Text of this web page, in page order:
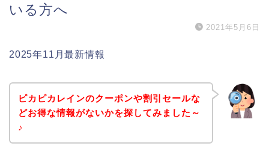
いる方へ
2021年5月6日
2025年11月最新情報
ピカピカレインのクーポンや割引セールな
どお得な情報がないかを探してみました～
♪